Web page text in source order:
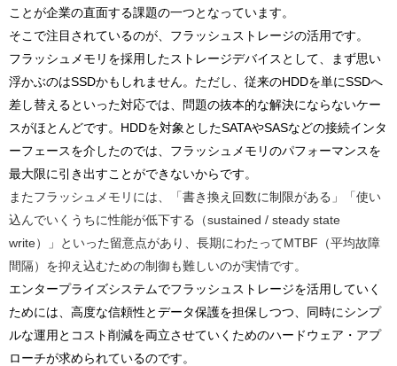
ことが企業の直面する課題の一つとなっています。
そこで注目されているのが、フラッシュストレージの活用です。
フラッシュメモリを採用したストレージデバイスとして、まず思い
浮かぶのはSSDかもしれません。ただし、従来のHDDを単にSSDへ
差し替えるといった対応では、問題の抜本的な解決にならないケー
スがほとんどです。HDDを対象としたSATAやSASなどの接続インタ
ーフェースを介したのでは、フラッシュメモリのパフォーマンスを
最大限に引き出すことができないからです。
またフラッシュメモリには、「書き換え回数に制限がある」「使い
込んでいくうちに性能が低下する（sustained / steady state
write）」といった留意点があり、長期にわたってMTBF（平均故障
間隔）を抑え込むための制御も難しいのが実情です。
エンタープライズシステムでフラッシュストレージを活用していく
ためには、高度な信頼性とデータ保護を担保しつつ、同時にシンプ
ルな運用とコスト削減を両立させていくためのハードウェア・アプ
ローチが求められているのです。